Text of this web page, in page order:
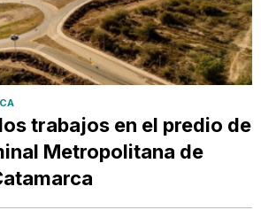
trabajos en el predio de
Metropolitana de